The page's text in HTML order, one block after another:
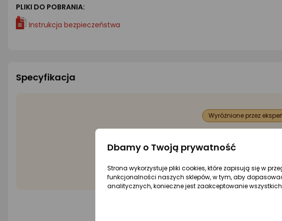
PLIKI DO POBRANIA:
Instrukcja bezpieczeństwa
Specyfikacja
Wyróżnione przez
Materiał
Rodzaj
Dbamy o Twoją prywatność
Strona wykorzystuje pliki cookies, które zapisują się w
funkcjonalności naszych sklepów, w tym, aby
analitycznych, konieczne jest zaakceptowanie